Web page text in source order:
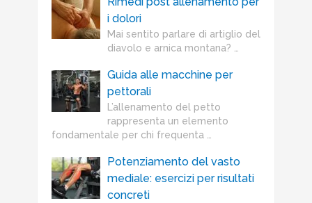
i dolori
Mai sentito parlare di artiglio del
diavolo e arnica montana? …
Guida alle macchine per
pettorali
L’allenamento del petto
rappresenta un elemento
fondamentale per chi frequenta …
Potenziamento del vasto
mediale: esercizi per risultati
concreti